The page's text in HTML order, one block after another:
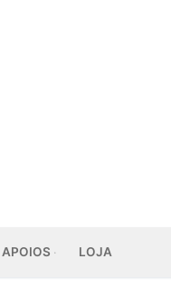
APOIOS LOJA